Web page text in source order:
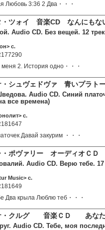
Любовь 3:36 2 Два・・・
・ツォイ 音楽CD なんにも
Audio CD. Без вещей. 12
c.
меня 2. История одно・・・
・シュヴェドヴァ 青いプラト
Audio CD. Синий
все времена)
c.
Давай закурим ・・・
・ポヴァリー オーディオＣ
Audio CD. Верю тебе. 17
Music> c.
Два крыла Люблю теб・・・
・クルグ 音楽ＣＤ あな
Audio CD. Тебе, моя